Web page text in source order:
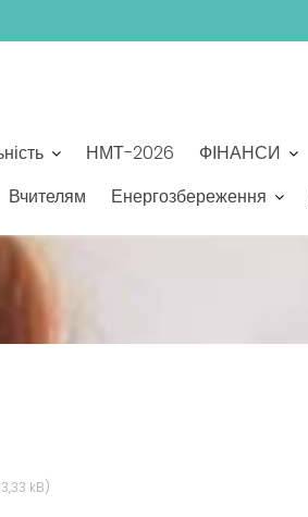
НМТ-2026 ФІНАНСИ
Вчителям Енергозбереження